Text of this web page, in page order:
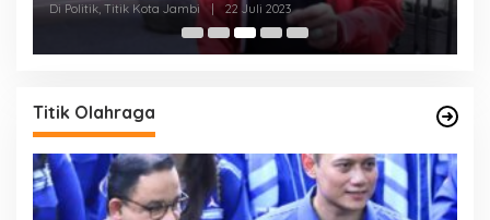
Di Politik, Titik Kota Jambi | 22 Juli 2023
Titik Olahraga